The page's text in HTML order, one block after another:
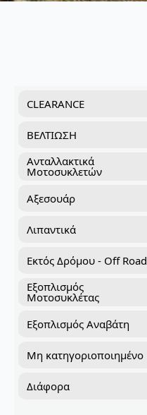
CLEARANCE
ΒΕΛΤΙΩΣΗ
Ανταλλακτικά
Μοτοσυκλετών
Αξεσουάρ
Λιπαντικά
Εκτός Δρόμου - Off Road
Εξοπλισμός
Μοτοσυκλέτας
Εξοπλισμός Αναβάτη
Μη κατηγοριοποιημένο
Διάφορα